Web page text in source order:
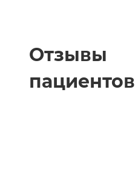
Отзывы
пациентов